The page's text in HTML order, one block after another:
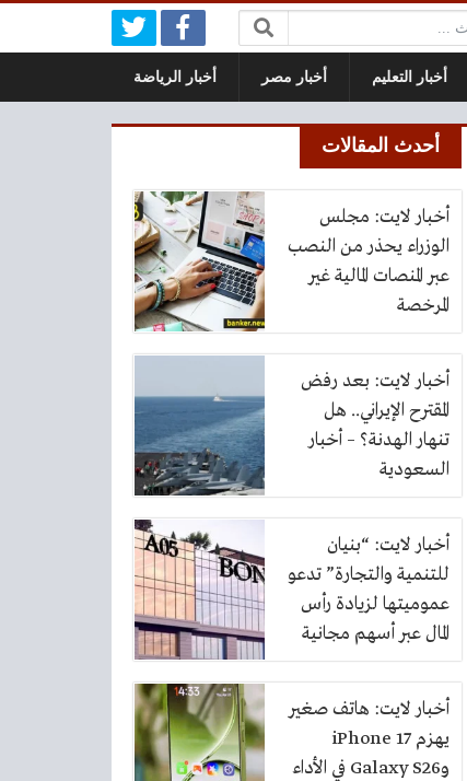
أخبار التعليم أخبار مصر أخبار الرياضة
أحدث المقالات
أخبار لايت: مجلس
الوزراء يحذر من النصب
عبر المنصات المالية غير
المرخصة
أخبار لايت: بعد رفض
المقترح الإيراني.. هل
تنهار الهدنة؟ – أخبار
السعودية
أخبار لايت: “بنيان
للتنمية والتجارة” تدعو
عموميتها لزيادة رأس
المال عبر أسهم مجانية
بنسبة 10%
أخبار لايت: هاتف صغير
يهزم iPhone 17
وGalaxy S26 في الأداء